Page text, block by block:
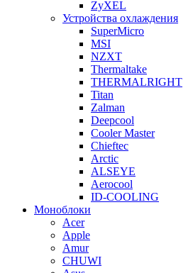
ZyXEL
Устройства охлаждения
SuperMicro
MSI
NZXT
Thermaltake
THERMALRIGHT
Titan
Zalman
Deepcool
Cooler Master
Chieftec
Arctic
ALSEYE
Aerocool
ID-COOLING
Моноблоки
Acer
Apple
Amur
CHUWI